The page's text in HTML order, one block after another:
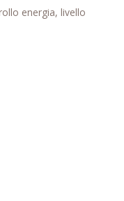
energia, livello